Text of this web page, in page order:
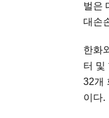
벌은
대손
한화
터 및
32개
이다.